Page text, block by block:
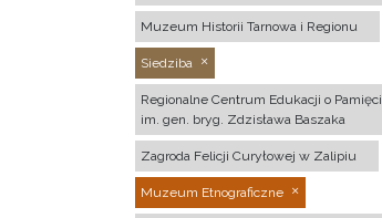
Muzeum Historii Tarnowa i Regionu
Siedziba
Regionalne Centrum Edukacji o Pamięci
im. gen. bryg. Zdzisława Baszaka
Zagroda Felicji Curyłowej w Zalipiu
Muzeum Etnograficzne